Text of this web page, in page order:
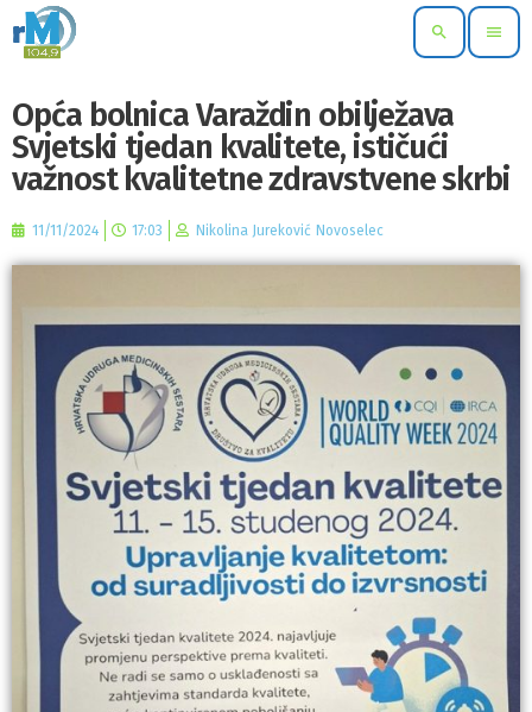
search menu
Opća bolnica Varaždin obilježava
Svjetski tjedan kvalitete, ističući
važnost kvalitetne zdravstvene skrbi
11/11/2024 17:03 Nikolina Jureković Novoselec